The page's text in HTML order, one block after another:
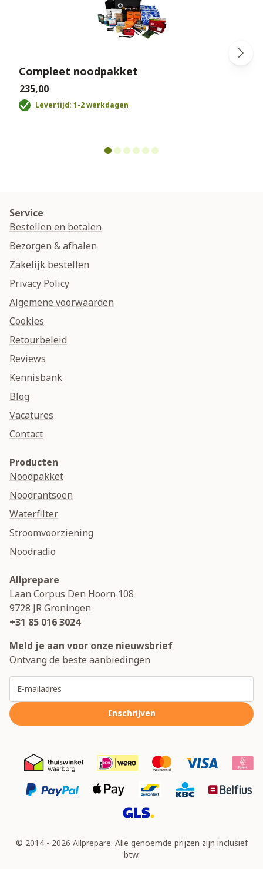
Compleet noodpakket
€235,00
Levertijd: 1-2 werkdagen
Service
Bestellen en betalen
Bezorgen & afhalen
Zakelijk bestellen
Privacy Policy
Algemene voorwaarden
Cookies
Retourbeleid
Reviews
Kennisbank
Blog
Vacatures
Contact
Producten
Noodpakket
Noodrantsoen
Waterfilter
Stroomvoorziening
Noodradio
Allprepare
Laan Corpus Den Hoorn 108
9728 JRGroningen
+31 85 016 3024
Meld je aan voor onze nieuwsbrief
Ontvang de beste aanbiedingen
Inschrijven
© 2014 - 2026 Allprepare. Alle genoemde prijzen zijn inclusief
btw.